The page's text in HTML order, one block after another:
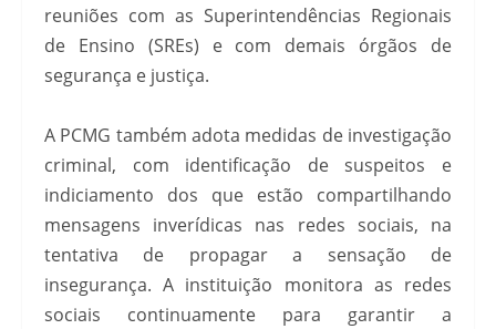
reuniões com as Superintendências Regionais
de Ensino (SREs) e com demais órgãos de
segurança e justiça.
A PCMG também adota medidas de investigação
criminal, com identificação de suspeitos e
indiciamento dos que estão compartilhando
mensagens inverídicas nas redes sociais, na
tentativa de propagar a sensação de
insegurança. A instituição monitora as redes
sociais continuamente para garantir a